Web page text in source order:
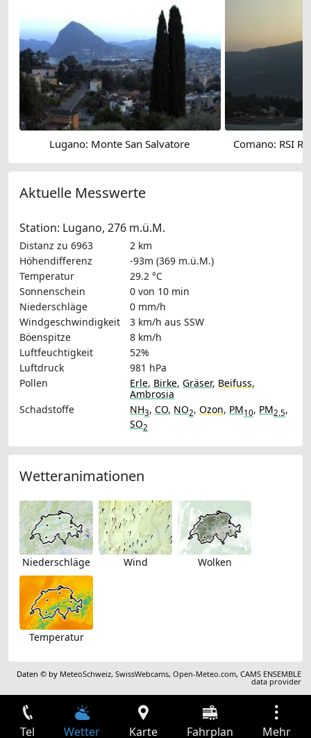
Lugano: Monte San Salvatore Comano: RSI
Aktuelle Messwerte
Station: Lugano, 276 m.ü.M.
Distanz zu 6963
2 km
Höhendifferenz
-93m (369 m.ü.M.)
Temperatur
29.2 °C
Sonnenschein
0 von 10 min
Niederschläge
0 mm/h
Windgeschwindigkeit
3 km/h aus SSW
Böenspitze
8 km/h
Luftfeuchtigkeit
52%
Luftdruck
981 hPa
Pollen
Erle, Birke, Gräser, Beifuss,
Ambrosia
Schadstoffe
NH3, CO, NO2, Ozon, PM10, PM2.5,
SO2
Wetteranimationen
Niederschläge Wind Wolken
Temperatur
Daten © by MeteoSchweiz,SwissWebcams,Open-Meteo.com,CAMS ENSEMBLE
data provider
Tel Wetter Karte Fahrplan Mehr